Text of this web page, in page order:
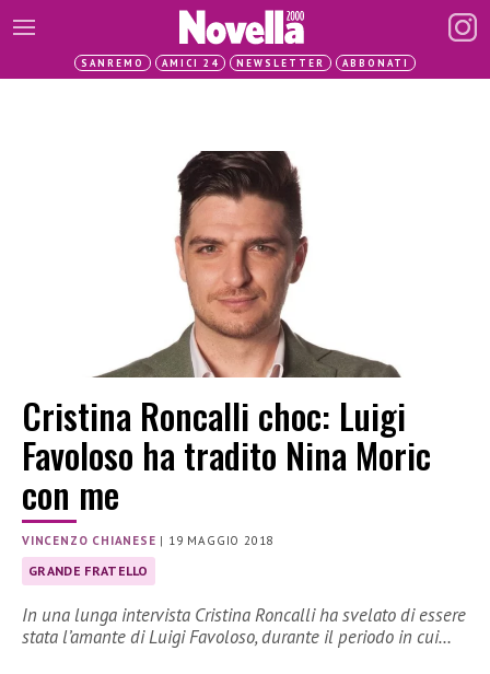
SANREMO AMICI 24 NEWSLETTER ABBONATI
Cristina Roncalli choc: Luigi
Favoloso ha tradito Nina Moric
con me
VINCENZO CHIANESE | 19 MAGGIO 2018
GRANDE FRATELLO
In una lunga intervista Cristina Roncalli ha svelato di essere
stata l’amante di Luigi Favoloso, durante il periodo in cui…